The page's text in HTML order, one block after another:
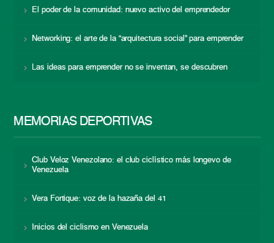
El poder de la comunidad: nuevo activo del emprendedor
Networking: el arte de la “arquitectura social” para emprender
Las ideas para emprender no se inventan, se descubren
MEMORIAS DEPORTIVAS
Club Veloz Venezolano: el club ciclístico más longevo de
Venezuela
Vera Fortique: voz de la hazaña del 41
Inicios del ciclismo en Venezuela